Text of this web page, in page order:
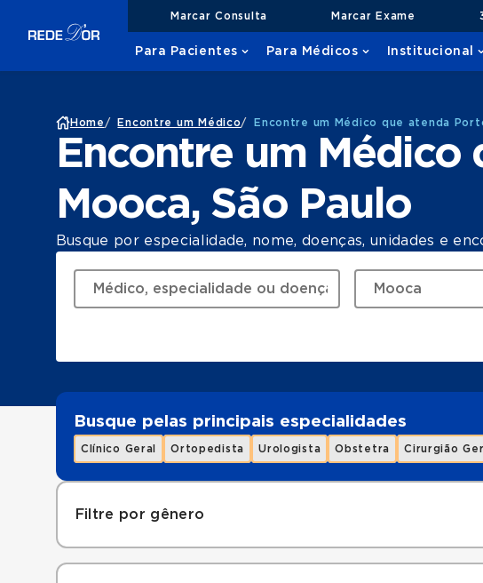
Marcar Consulta Marcar Exame
Para Pacientes Para Médicos Institucional
Home / Encontre um Médico/ Encontre um Médico que atenda
Encontre um
Mooca, São Paulo
Busque por especialidade, nome, doenças, unidades e
Busque pelas principais especialidades
Clínico Geral Ortopedista Urologista Obstetra Cirurgião
Filtre por gênero